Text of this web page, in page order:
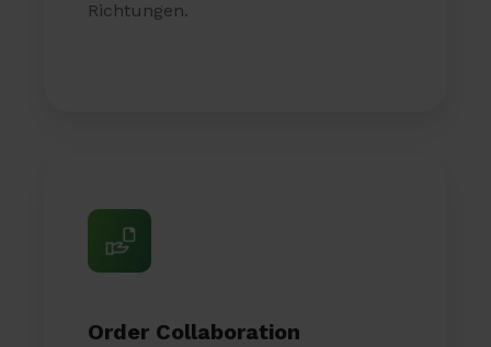
Richtungen.
Order Collaboration